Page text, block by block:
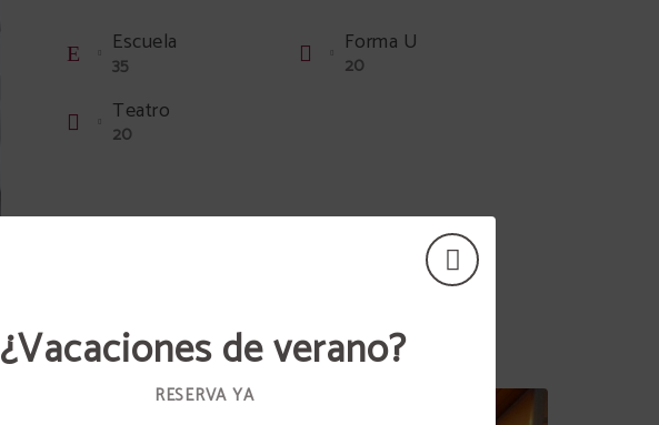
Escuela
35
Forma U
20
Teatro
20
¿Vacaciones de verano?
RESERVA YA